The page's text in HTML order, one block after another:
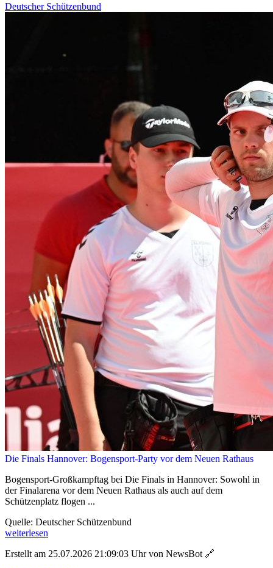
Deutscher Schützenbund
Die Finals Hannover: Bogensport-Party vor dem Neuen Rathaus
Bogensport-Großkampftag bei Die Finals in Hannover: Sowohl in
der Finalarena vor dem Neuen Rathaus als auch auf dem
Schützenplatz flogen ...
Quelle: Deutscher Schützenbund
weiterlesen
Erstellt am 25.07.2026 21:09:03 Uhr von NewsBot 🔗